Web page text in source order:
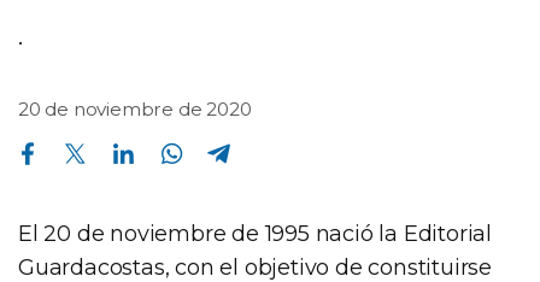
.
20 de noviembre de 2020
Compartir en Facebook Compartir en Twitter Compartir en Linkedin Compartir en Whatsapp
El 20 de noviembre de 1995 nació la Editorial
Guardacostas, con el objetivo de constituirse